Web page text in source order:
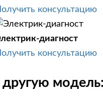
консультацию
диагност
консультацию
другую модель: